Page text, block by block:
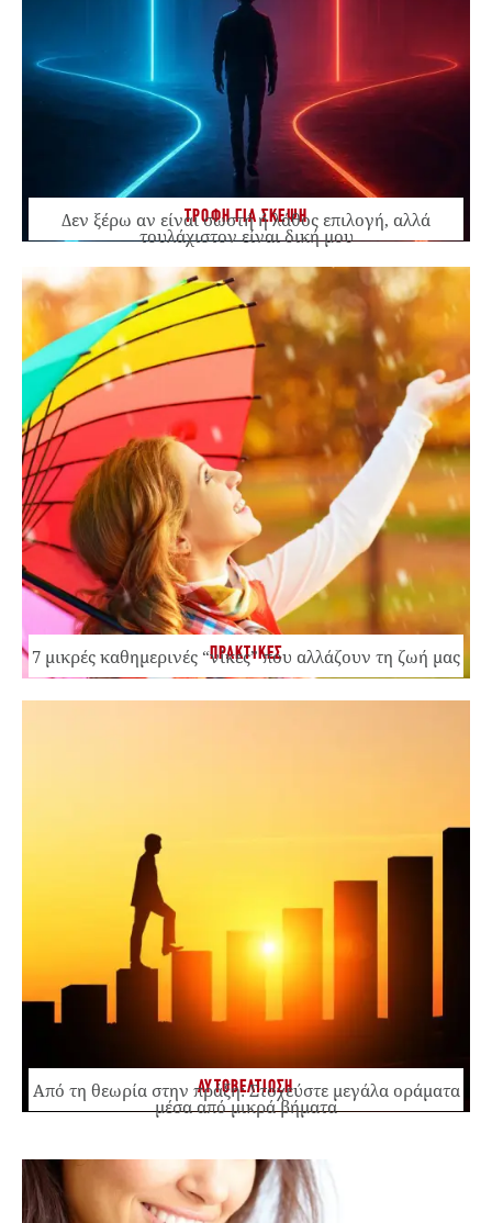
ΤΡΟΦΗ ΓΙΑ ΣΚΕΨΗ
Δεν ξέρω αν είναι σωστή ή λάθος επιλογή, αλλά
τουλάχιστον είναι δική μου
ΠΡΑΚΤΙΚΕΣ
7 μικρές καθημερινές “νίκες” που αλλάζουν τη ζωή μας
ΑΥΤΟΒΕΛΤΙΩΣΗ
Από τη θεωρία στην πράξη: Στοχεύστε μεγάλα οράματα
μέσα από μικρά βήματα